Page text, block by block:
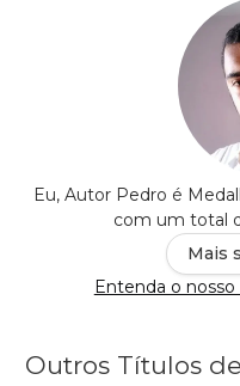
Eu, Autor Pedro é
com um total
Mais
Entenda o
Outros Títulos